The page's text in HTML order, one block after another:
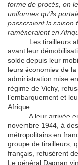
forme de procès, on
uniformes qu'ils
passeraient la saison
ramèneraient en
Les tirailleurs
avant leur
solde depuis leur
leurs économies de la
administration mise
régime de Vichy,
l’embarquement et
Afrique.
A leur arrivée en
novembre 1944, à
métropolitains en
groupe de tirailleurs,
français, refusèrent
Le général Dagnan